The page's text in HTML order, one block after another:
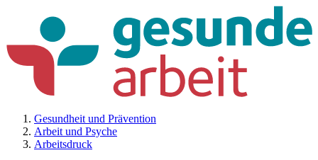
Gesundheit und Prävention
Arbeit und Psyche
Arbeitsdruck